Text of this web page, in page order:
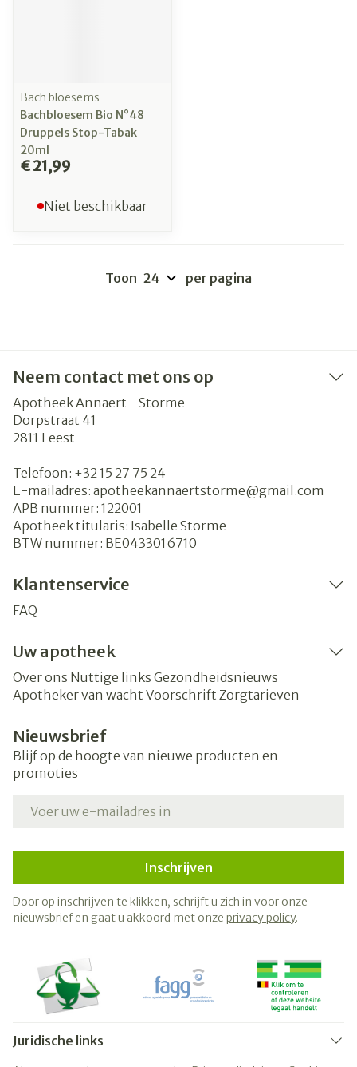
Bach bloesems
Bachbloesem Bio N°48
Druppels Stop-Tabak
20ml
€ 21,99
Niet beschikbaar
Toon per pagina
Neem contact met ons op
Apotheek Annaert - Storme
Dorpstraat 41
2811 Leest
Telefoon: +32 15 27 75 24
E-mailadres: apotheekannaertstorme@gmail.com
APB nummer: 122001
Apotheek titularis: Isabelle Storme
BTW nummer: BE0433016710
Klantenservice
FAQ
Uw apotheek
Over ons Nuttige links Gezondheidsnieuws
Apotheker van wacht Voorschrift Zorgtarieven
Nieuwsbrief
Blijf op de hoogte van nieuwe producten en
promoties
Inschrijven
Door op inschrijven te klikken, schrijft u zich in voor onze
nieuwsbrief en gaat u akkoord met onze privacy policy.
Juridische links